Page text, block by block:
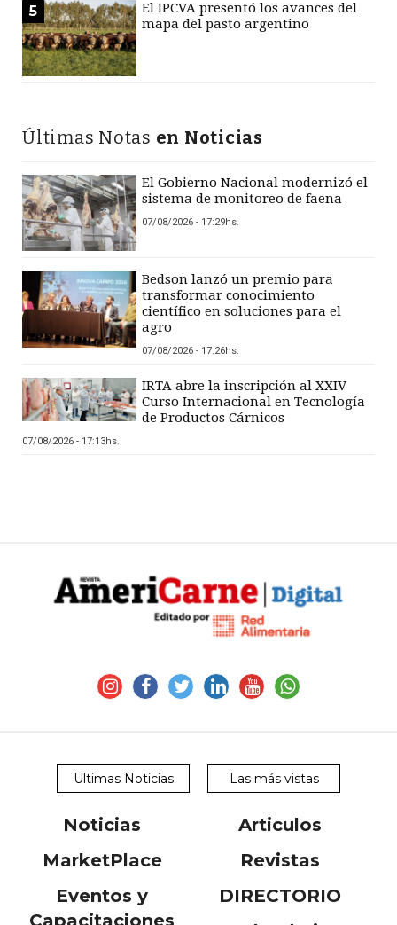
5
El IPCVA presentó los avances del
mapa del pasto argentino
Últimas Notas en Noticias
El Gobierno Nacional modernizó el
sistema de monitoreo de faena
07/08/2026 - 17:29hs.
Bedson lanzó un premio para
transformar conocimiento
científico en soluciones para el
agro
07/08/2026 - 17:26hs.
IRTA abre la inscripción al XXIV
Curso Internacional en Tecnología
de Productos Cárnicos
07/08/2026 - 17:13hs.
Ultimas Noticias Las más vistas
Noticias
Articulos
MarketPlace
Revistas
Eventos y
Capacitaciones
DIRECTORIO